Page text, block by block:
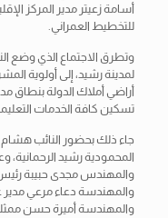
أسامة زعيتر مدير المركز
للتخطيط العمراني.
وتطرق الاجتماع الذي وضع
لمدينة رشيد، إلى أولوية
أراضي أملاك الدولة بنطاق
تسكين كافة الخدمات
جاء ذلك بحضور النائب
المحمودية رشيد الرحمانية،
والمهندس مجدى حبيبة رئيس
والمهندسة دعاء مرعي مدير
والمهندسة أميرة حسن